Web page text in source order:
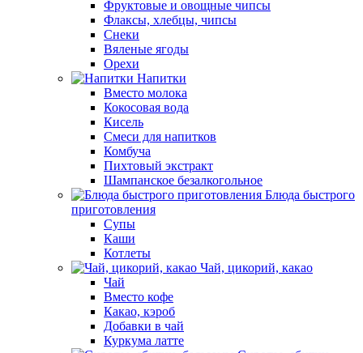
Фруктовые и овощные чипсы
Флаксы, хлебцы, чипсы
Снеки
Вяленые ягоды
Орехи
Напитки
Вместо молока
Кокосовая вода
Кисель
Смеси для напитков
Комбуча
Пихтовый экстракт
Шампанское безалкогольное
Блюда быстрого
приготовления
Супы
Каши
Котлеты
Чай, цикорий, какао
Чай
Вместо кофе
Какао, кэроб
Добавки в чай
Куркума латте